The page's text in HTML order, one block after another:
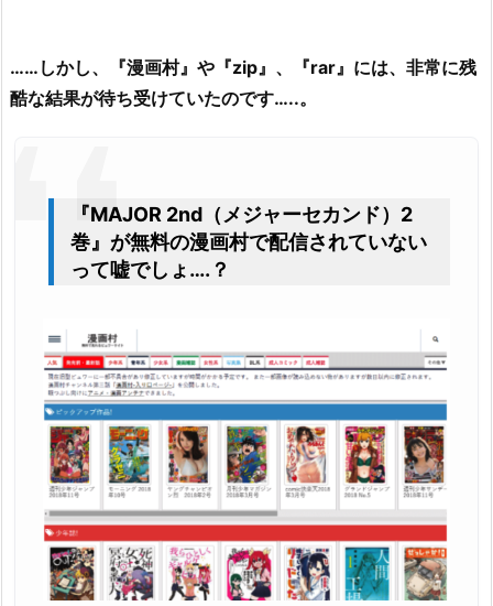
……しかし、『漫画村』や『zip』、『rar』には、非常に残
酷な結果が待ち受けていたのです…..。
『MAJOR 2nd（メジャーセカンド）2
巻』が無料の漫画村で配信されていない
って嘘でしょ….？